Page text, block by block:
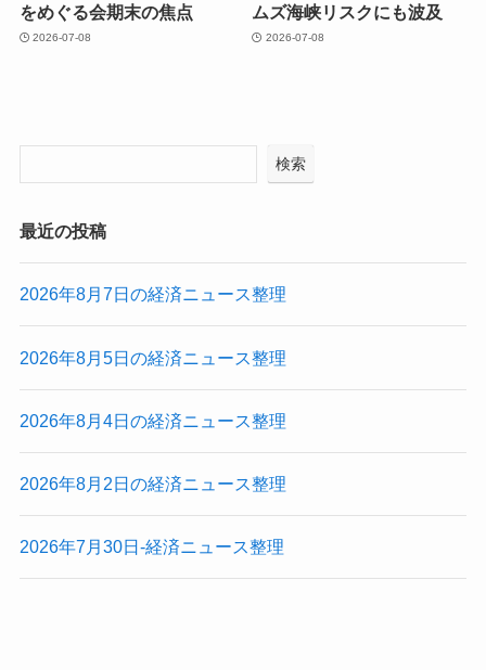
をめぐる会期末の焦点
2026-07-08
ムズ海峡リスクにも波及
2026-07-08
検索
最近の投稿
2026年8月7日の経済ニュース整理
2026年8月5日の経済ニュース整理
2026年8月4日の経済ニュース整理
2026年8月2日の経済ニュース整理
2026年7月30日-経済ニュース整理